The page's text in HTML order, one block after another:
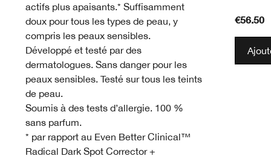
actifs plus apaisants.* Suffisamment
doux pour tous les types de peau, y
compris les peaux sensibles.
Développé et testé par des
dermatologues. Sans danger pour les
peaux sensibles. Testé sur tous les teints
de peau.
Soumis à des tests d’allergie. 100 %
sans parfum.
* par rapport au Even Better Clinical™
Radical Dark Spot Corrector +
€56.50